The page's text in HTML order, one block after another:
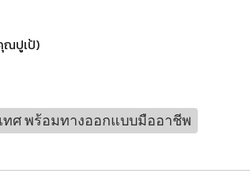
ณปูเป้)
ทศ พร้อมทางออกแบบมืออาชีพ